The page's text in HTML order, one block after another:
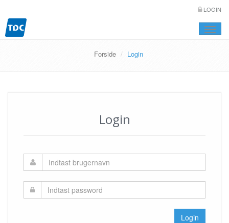
LOGIN
Toggle
Forside
Login
Login
Login